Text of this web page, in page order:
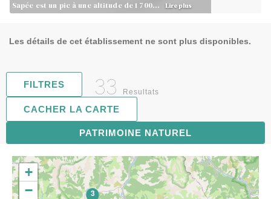
Sapée est un pic à une altitude de 1 700…
Lire plus
Les détails de cet établissement ne sont plus disponibles.
FILTRES 33 Resultats
PATRIMOINE NATUREL
CACHER LA CARTE
3
6
+
−